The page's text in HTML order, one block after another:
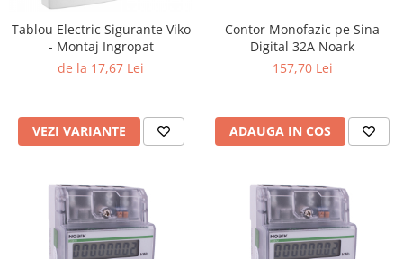
Tablou Electric Sigurante Viko
- Montaj Ingropat
de la 17,67 Lei
VEZI VARIANTE
Contor Monofazic pe Sina
Digital 32A Noark
157,70 Lei
ADAUGA IN COS